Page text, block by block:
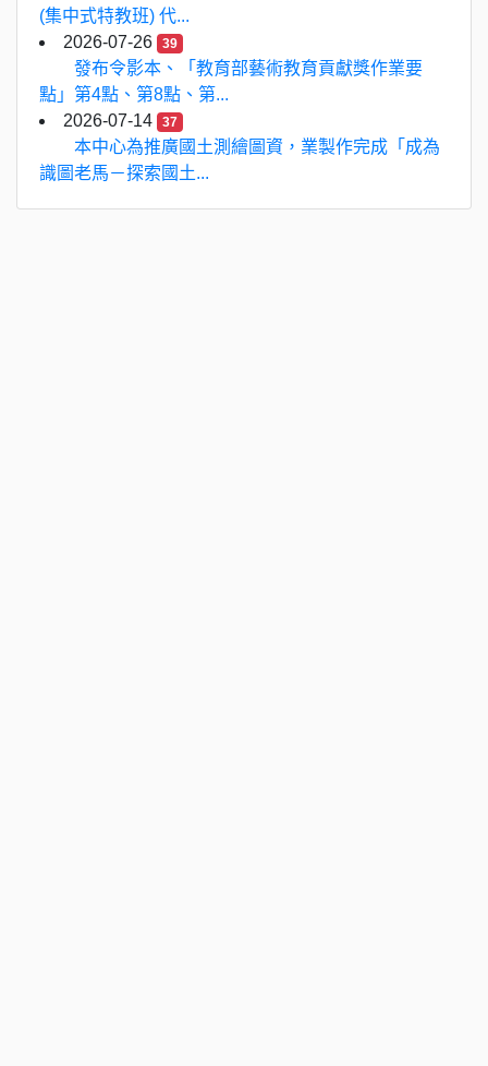
(集中式特教班) 代...
2026-07-26
39
發布令影本、「教育部藝術教育貢獻獎作業要
點」第4點、第8點、第...
2026-07-14
37
本中心為推廣國土測繪圖資，業製作完成「成為
識圖老馬－探索國土...